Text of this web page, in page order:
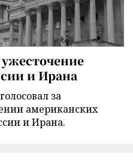
и Ирана
за
американских
и Ирана.